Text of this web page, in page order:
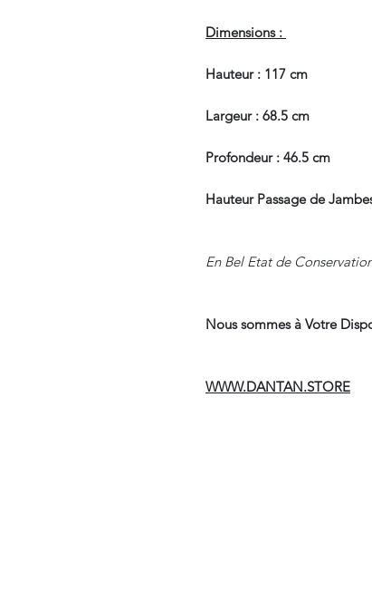
Dimensions :
Hauteur : 117 cm
Largeur : 68.5 cm
Profondeur : 46.5 cm
Hauteur Passage de
En Bel Etat de
Nous sommes à Votre
WWW.DANTAN.STORE